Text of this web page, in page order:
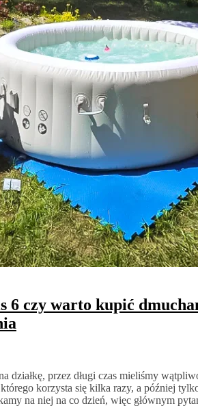
6 czy warto kupić
działkę, przez długi czas mieliśmy
korzysta się kilka razy, a później
na niej na co dzień, więc głównym